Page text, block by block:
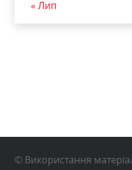
« Лип
© Використання